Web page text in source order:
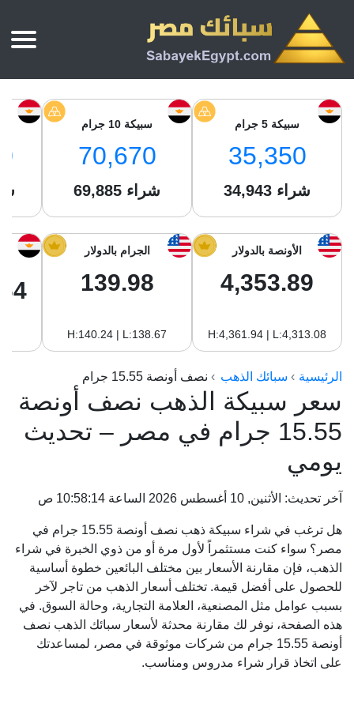
أسعار الذهب
سعر الذهب عيار 24
سعر جنيه الذهب
سبائك الذهب
بي تي سي
سام
سليمة جولد
سويس جولد
ماستر جولد
ديوان الذهب
أسعار الفضة اليوم
سبائك الفضة
بي تي سي
جونير
نجم الدين
من نحن
سبيكة 5 جرام
35,350
34,943 شراء
سبيكة 10 جرام
70,670
69,885 شراء
الأونصة بالدولار
4,353.89
H:4,361.94 | L:4,313.08
الجرام بالدولار
139.98
H:140.24 | L:138.67
الرئيسية سبائك الذهب نصف أونصة 15.55 جرام
سعر سبيكة الذهب نصف أونصة
15.55 جرام في مصر – تحديث
يومي
آخر تحديث: الأثنين, 10 أغسطس 2026 الساعة 10:58:14 ص
هل ترغب في شراء سبيكة ذهب نصف أونصة 15.55 جرام في
مصر؟ سواء كنت مستثمراً لأول مرة أو من ذوي الخبرة في شراء
الذهب، فإن مقارنة الأسعار بين مختلف البائعين خطوة أساسية
للحصول على أفضل قيمة. تختلف أسعار الذهب من تاجر لآخر
بسبب عوامل مثل المصنعية، العلامة التجارية، وحالة السوق. في
هذه الصفحة، نوفر لك مقارنة محدثة لأسعار سبائك الذهب نصف
أونصة 15.55 جرام من شركات موثوقة في مصر، لمساعدتك
على اتخاذ قرار شراء مدروس ومناسب.